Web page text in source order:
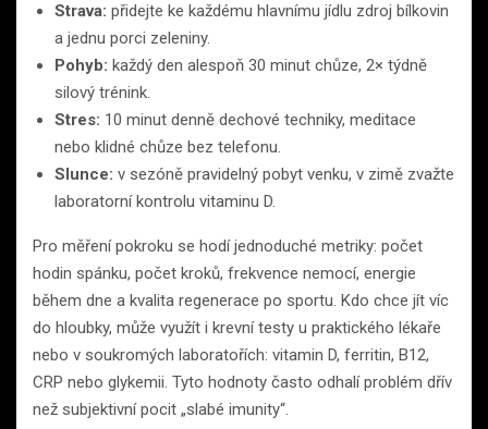
Strava: přidejte ke každému hlavnímu jídlu zdroj bílkovin
a jednu porci zeleniny.
Pohyb: každý den alespoň 30 minut chůze, 2× týdně
silový trénink.
Stres: 10 minut denně dechové techniky, meditace
nebo klidné chůze bez telefonu.
Slunce: v sezóně pravidelný pobyt venku, v zimě zvažte
laboratorní kontrolu vitaminu D.
Pro měření pokroku se hodí jednoduché metriky: počet
hodin spánku, počet kroků, frekvence nemocí, energie
během dne a kvalita regenerace po sportu. Kdo chce jít víc
do hloubky, může využít i krevní testy u praktického lékaře
nebo v soukromých laboratořích: vitamin D, ferritin, B12,
CRP nebo glykemii. Tyto hodnoty často odhalí problém dřív
než subjektivní pocit „slabé imunity“.